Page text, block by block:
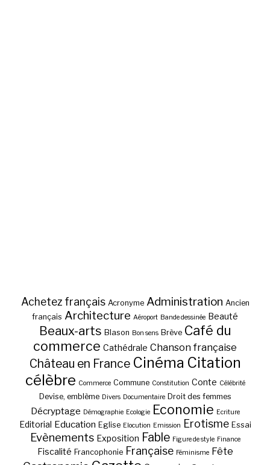
Achetez français Acronyme Administration Ancien
français Architecture Aéroport Bande dessinée Beauté
Beaux-arts Blason Bon sens Brève Café du
commerce Cathédrale Chanson française
Château en France Cinéma Citation
célèbre Commerce Commune Constitution Conte Célébrité
Devise, emblème Divers Documentaire Droit des femmes
Décryptage Démographie Ecologie Economie Ecriture
Editorial Education Eglise Elocution Emission Erotisme Essai
Evènements Exposition Fable Figure de style Finance
Fiscalité Francophonie Française Féminisme Fête